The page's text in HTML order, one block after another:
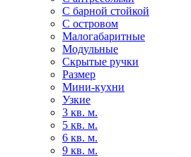
С барной стойкой
С островом
Малогабаритные
Модульные
Скрытые ручки
Размер
Мини-кухни
Узкие
3 кв. м.
5 кв. м.
6 кв. м.
9 кв. м.